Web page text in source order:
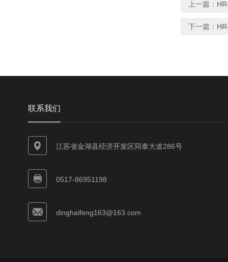
上一篇：
下一篇：
联系我们
江苏省金湖县经济开发区同泰大道286号
0517-86951198
dinghaifeng163@163.com